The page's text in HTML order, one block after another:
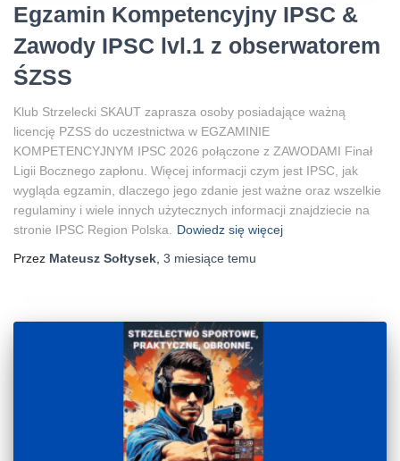
Egzamin Kompetencyjny IPSC &
Zawody IPSC lvl.1 z obserwatorem
ŚZSS
Klub Strzelecki SKAUT zaprasza osoby posiadające ważną
licencję PZSS do uczestnictwa w EGZAMINIE
KOMPETENCYJNYM IPSC 2026 połączone z ZAWODAMI Finał
Ligii Bocznego zapłonu. Więcej informacji czym jest IPSC, jak
wygląda egzamin, dlaczego jego zdanie jest ważne oraz wszelkie
regulaminy i wiele innych użytecznych informacji znajdziecie na
stronie IPSC Region Polska.
Dowiedz się więcej
Przez Mateusz Sołtysek 3 miesiące temu